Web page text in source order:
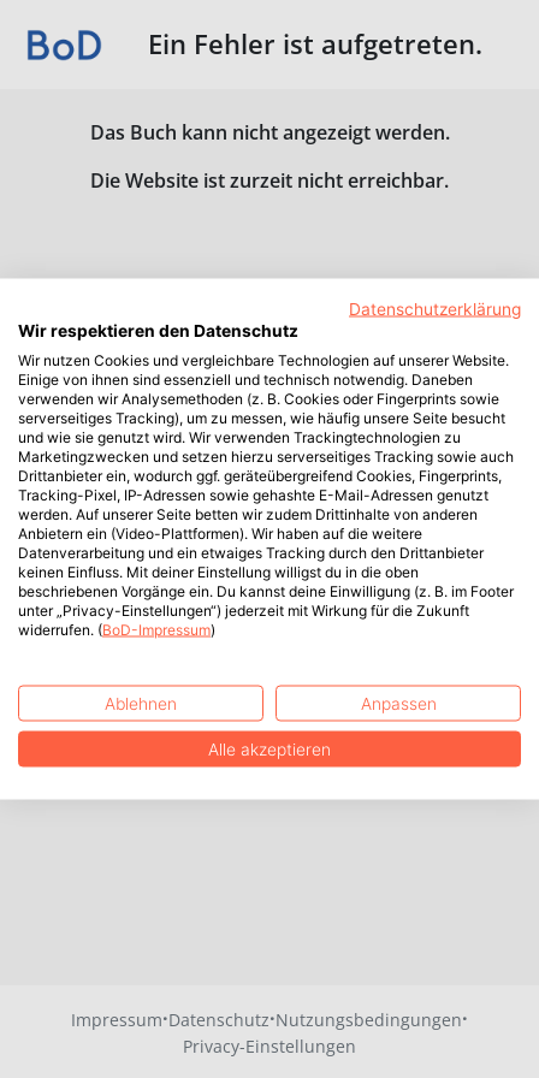
Ein Fehler ist aufgetreten.
Das Buch kann nicht angezeigt werden.
Die Website ist zurzeit nicht erreichbar.
Impressum·Datenschutz·Nutzungsbedingungen·
Privacy-Einstellungen
Datenschutzerklärung
Wir respektieren den Datenschutz
Wir nutzen Cookies und vergleichbare Technologien auf unserer Website.
Einige von ihnen sind essenziell und technisch notwendig. Daneben
verwenden wir Analysemethoden (z. B. Cookies oder Fingerprints sowie
serverseitiges Tracking), um zu messen, wie häufig unsere Seite besucht
und wie sie genutzt wird. Wir verwenden Trackingtechnologien zu
Marketingzwecken und setzen hierzu serverseitiges Tracking sowie auch
Drittanbieter ein, wodurch ggf. geräteübergreifend Cookies, Fingerprints,
Tracking-Pixel, IP-Adressen sowie gehashte E-Mail-Adressen genutzt
werden. Auf unserer Seite betten wir zudem Drittinhalte von anderen
Anbietern ein (Video-Plattformen). Wir haben auf die weitere
Datenverarbeitung und ein etwaiges Tracking durch den Drittanbieter
keinen Einfluss. Mit deiner Einstellung willigst du in die oben
beschriebenen Vorgänge ein. Du kannst deine Einwilligung (z. B. im Footer
unter „Privacy-Einstellungen“) jederzeit mit Wirkung für die Zukunft
widerrufen. (BoD-Impressum)
Ablehnen Anpassen
Alle akzeptieren